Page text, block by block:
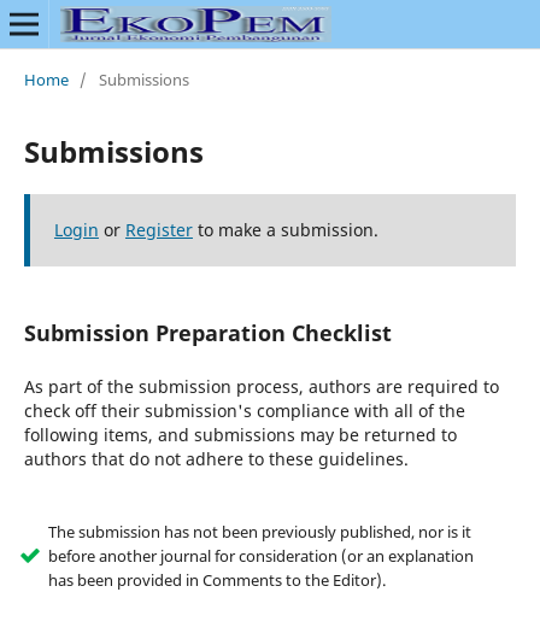
Home / Submissions
Submissions
Login or Registerto make a submission.
Submission Preparation Checklist
As part of the submission process, authors are required to
check off their submission's compliance with all of the
following items, and submissions may be returned to
authors that do not adhere to these guidelines.
The submission has not been previously published, nor is it
before another journal for consideration (or an explanation
has been provided in Comments to the Editor).